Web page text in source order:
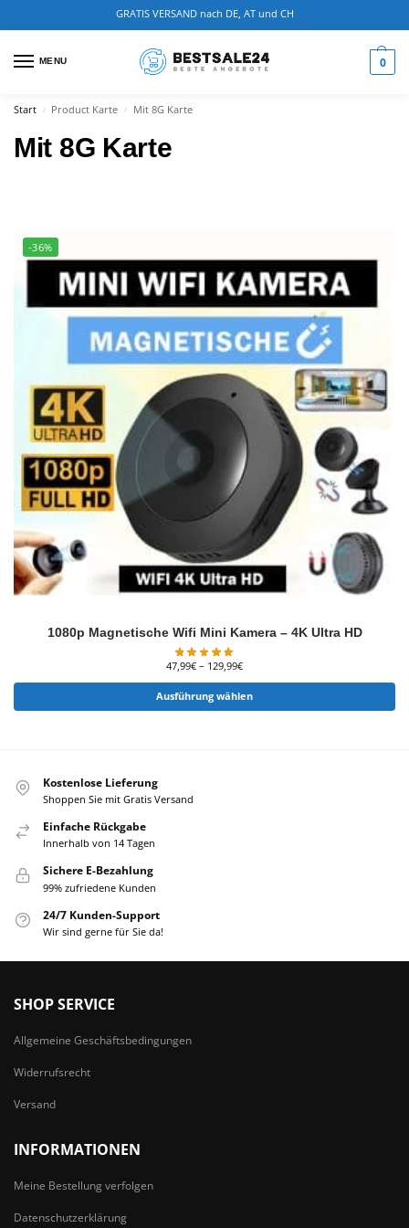
GRATIS VERSAND nach DE, AT und CH
MENU 0
Start / Product Karte / Mit 8G Karte
Mit 8G Karte
-36%
1080p Magnetische Wifi Mini Kamera – 4K Ultra HD
47,99€ – 129,99€
Ausführung wählen
Kostenlose Lieferung
Shoppen Sie mit Gratis Versand
Einfache Rückgabe
Innerhalb von 14 Tagen
Sichere E-Bezahlung
99% zufriedene Kunden
24/7 Kunden-Support
Wir sind gerne für Sie da!
SHOP SERVICE
Allgemeine Geschäftsbedingungen
Widerrufsrecht
Versand
INFORMATIONEN
Meine Bestellung verfolgen
Datenschutzerklärung